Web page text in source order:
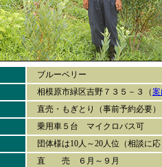
ブルーベリー
相模原市緑区吉野７３５－３（
直売・もぎとり（事前予約必要）
乗用車５台 マイクロバス可
団体様は10人～20人位（相談に
直 売 ６月～９月